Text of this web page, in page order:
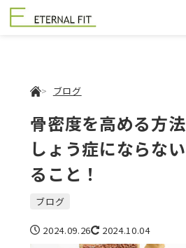
ブログ
骨密度を高める方
しょう症にならな
ること！
ブログ
2024.09.26 2024.10.04